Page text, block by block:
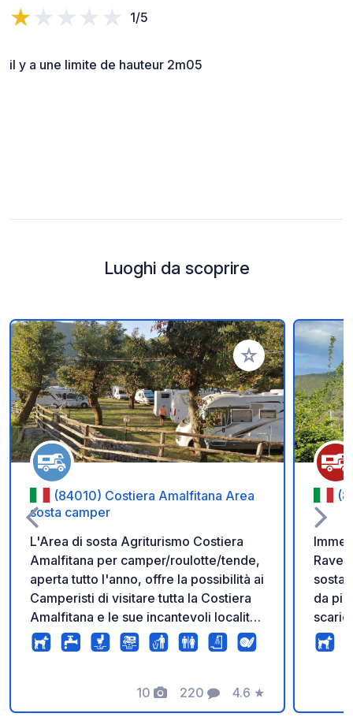
1/5
il y a une limite de hauteur 2m05
Luoghi da scoprire
Aggiungi ai tuoi
(84010) Costiera Amalfitana Area
sosta camper
L'Area di sosta Agriturismo Costiera
Amalfitana per camper/roulotte/tende,
aperta tutto l'anno, offre la possibilità ai
Camperisti di visitare tutta la Costiera
Amalfitana e le sue incantevoli località
(Tramonti, Amalfi, Ravello, Scala,
Positano, Maiori, Minori, Vietri sul
Marini, Praiano, Isola di Capri,
Sorrento, Salerno, ecc.). E' possibile
10
Foto
220
Commenti
4.6
Valutazione
★
sosta
da